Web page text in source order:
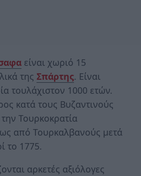
είναι χωριό 15
της Σπάρτης. Είναι
τουλάχιστον 1000 ετών.
κατά τους Βυζαντινούς
Τουρκοκρατία
από Τουρκαλβανούς μετά
το 1775.
αρκετές αξιόλογες